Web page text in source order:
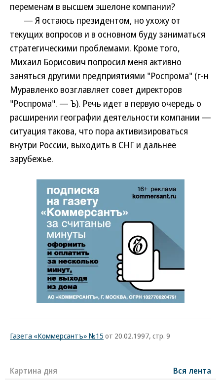
переменам в высшем эшелоне компании?
— Я остаюсь президентом, но ухожу от
текущих вопросов и в основном буду заниматься
стратегическими проблемами. Кроме того,
Михаил Борисович попросил меня активно
заняться другими предприятиями "Роспрома" (г-н
Муравленко возглавляет совет директоров
"Роспрома". — Ъ). Речь идет в первую очередь о
расширении географии деятельности компании —
ситуация такова, что пора активизироваться
внутри России, выходить в СНГ и дальнее
зарубежье.
Газета «Коммерсантъ» №15 от 20.02.1997, стр. 9
Картина дня Вся лента